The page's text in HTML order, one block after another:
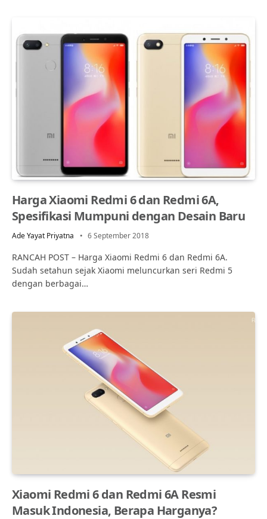
Harga Xiaomi Redmi 6 dan Redmi 6A,
Spesifikasi Mumpuni dengan Desain Baru
Ade Yayat Priyatna 6 September 2018
RANCAH POST – Harga Xiaomi Redmi 6 dan Redmi 6A.
Sudah setahun sejak Xiaomi meluncurkan seri Redmi 5
dengan berbagai…
Xiaomi Redmi 6 dan Redmi 6A Resmi
Masuk Indonesia, Berapa Harganya?